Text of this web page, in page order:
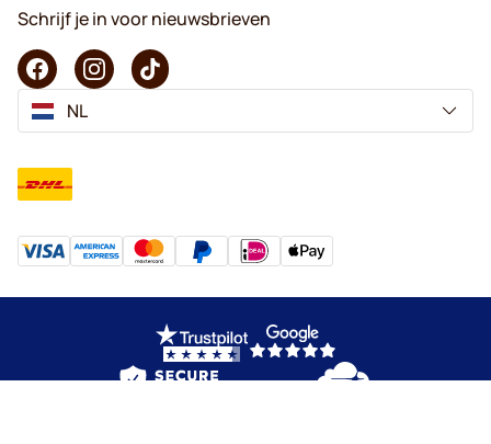
Schrijf je in voor nieuwsbrieven
NL